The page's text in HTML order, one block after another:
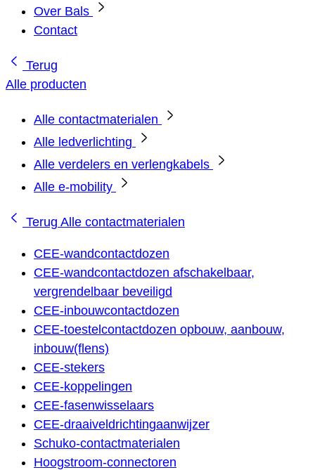
Over Bals
Contact
Terug
Alle producten
Alle contactmaterialen
Alle ledverlichting
Alle verdelers en verlengkabels
Alle e-mobility
Terug Alle contactmaterialen
CEE-wandcontactdozen
CEE-wandcontactdozen afschakelbaar,
vergrendelbaar beveiligd
CEE-inbouwcontactdozen
CEE-toestelcontactdozen opbouw, aanbouw,
inbouw(flens)
CEE-stekers
CEE-koppelingen
CEE-fasenwisselaars
CEE-draaiveldrichtingaanwijzer
Schuko-contactmaterialen
Hoogstroom-connectoren